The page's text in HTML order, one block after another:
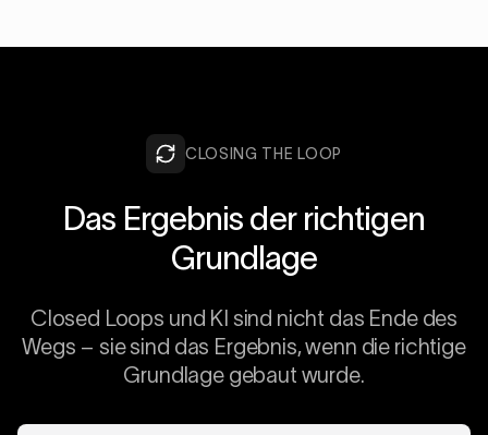
CLOSING THE LOOP
Das Ergebnis der richtigen
Grundlage
Closed Loops und KI sind nicht das Ende des
Wegs – sie sind das Ergebnis, wenn die richtige
Grundlage gebaut wurde.